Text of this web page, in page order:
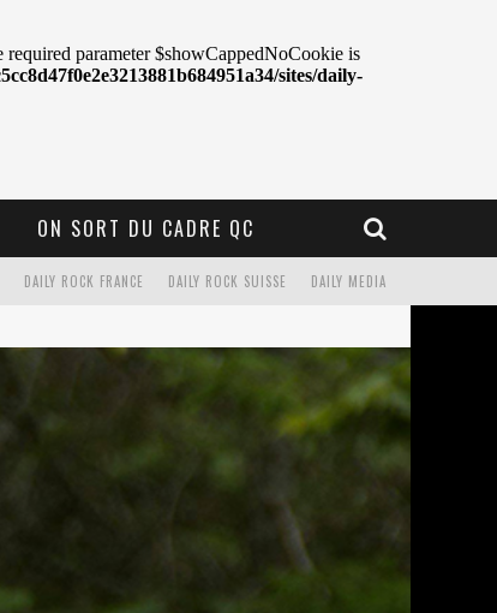
ON SORT DU CADRE QC
DAILY MEDIA
DAILY ROCK SUISSE
DAILY ROCK FRANCE